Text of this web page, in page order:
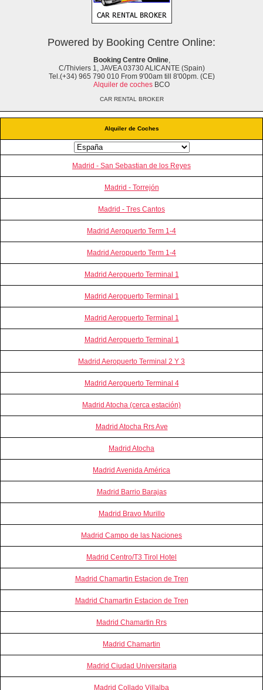
Alquiler de Coches
Madrid - San Sebastian de los Reyes
Madrid - Torrejón
Madrid - Tres Cantos
Madrid Aeropuerto Term 1-4
Madrid Aeropuerto Term 1-4
Madrid Aeropuerto Terminal 1
Madrid Aeropuerto Terminal 1
Madrid Aeropuerto Terminal 1
Madrid Aeropuerto Terminal 1
Madrid Aeropuerto Terminal 2 Y 3
Madrid Aeropuerto Terminal 4
Madrid Atocha (cerca estación)
Madrid Atocha Rrs Ave
Madrid Atocha
Madrid Avenida América
Madrid Barrio Barajas
Madrid Bravo Murillo
Madrid Campo de las Naciones
Madrid Centro/T3 Tirol Hotel
Madrid Chamartin Estacion de Tren
Madrid Chamartin Estacion de Tren
Madrid Chamartin Rrs
Madrid Chamartin
Madrid Ciudad Universitaria
Madrid Collado Villalba
Powered by Booking Centre Online:
Booking Centre Online,
C/Thiviers 1, JAVEA 03730 ALICANTE (Spain)
Tel.(+34) 965 790 010 From 9'00am till 8'00pm. (CE)
Alquiler de coches BCO
CAR RENTAL BROKER